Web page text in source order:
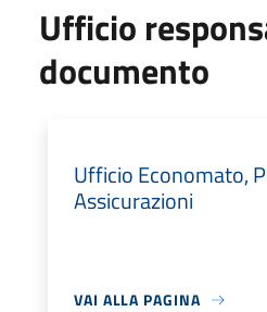
Ufficio
documento
Ufficio Economato,
Assicurazioni
VAI ALLA PAGINA